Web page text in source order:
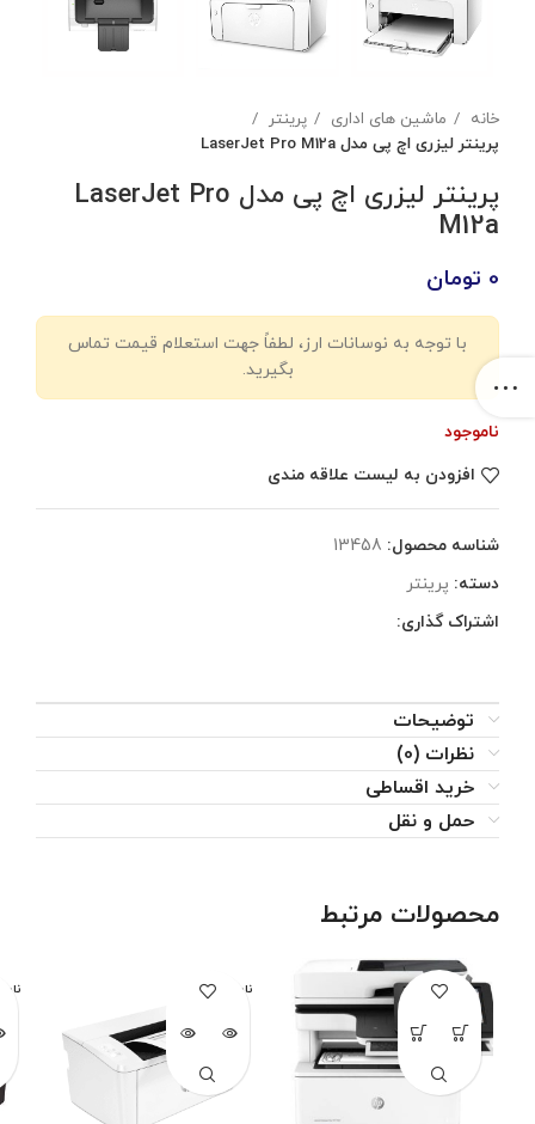
خانه ماشین های اداری
پرینتر
پرینتر لیزری اچ پی مدل LaserJet Pro M12a
پرینتر لیزری اچ پی مدل LaserJet Pro
M12a
0 تومان
با توجه به نوسانات ارز، لطفاً جهت استعلام قیمت تماس
بگیرید.
ناموجود
افزودن به لیست علاقه مندی
شناسه محصول: 13458
دسته: پرینتر
اشتراک گذاری:
توضیحات
نظرات (0)
خرید اقساطی
حمل و نقل
محصولات مرتبط
ناموجود